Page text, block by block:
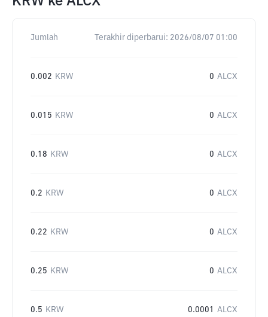
Jumlah Terakhir diperbarui: 2026/08/07 01:00
0.002 KRW 0 ALCX
0.015 KRW 0 ALCX
0.18 KRW 0 ALCX
0.2 KRW 0 ALCX
0.22 KRW 0 ALCX
0.25 KRW 0 ALCX
0.5 KRW 0.0001 ALCX